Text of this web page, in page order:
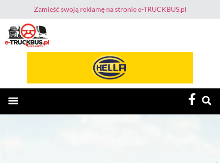
Zamieść swoją reklamę na stronie e-TRUCKBUS.pl